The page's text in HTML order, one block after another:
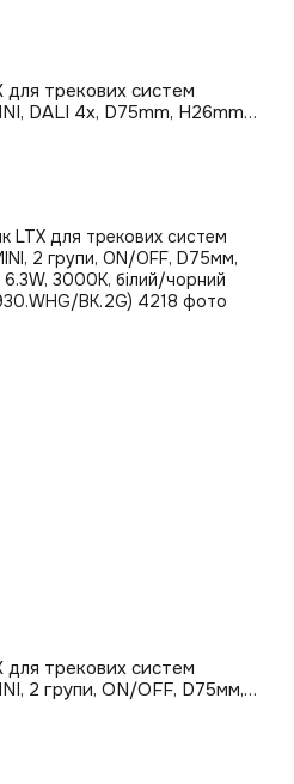
для трекових систем
DALI 4x, D75mm, H26mm,
BK.DALI.4x)
для трекових систем
2 групи, ON/OFF, D75мм,
3000K, білий/чорний
BK.2G)